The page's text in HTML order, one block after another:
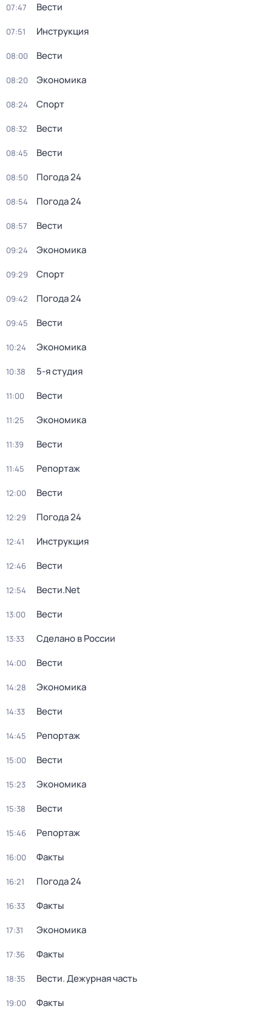
07:47 Вести
07:51 Инструкция
08:00 Вести
08:20 Экономика
08:24 Спорт
08:32 Вести
08:45 Вести
08:50 Погода 24
08:54 Погода 24
08:57 Вести
09:24 Экономика
09:29 Спорт
09:42 Погода 24
09:45 Вести
10:24 Экономика
10:38 5-я студия
11:00 Вести
11:25 Экономика
11:39 Вести
11:45 Репортаж
12:00 Вести
12:29 Погода 24
12:41 Инструкция
12:46 Вести
12:54 Вести.Net
13:00 Вести
13:33 Сделано в России
14:00 Вести
14:28 Экономика
14:33 Вести
14:45 Репортаж
15:00 Вести
15:23 Экономика
15:38 Вести
15:46 Репортаж
16:00 Факты
16:21 Погода 24
16:33 Факты
17:31 Экономика
17:36 Факты
18:35 Вести. Дежурная часть
19:00 Факты